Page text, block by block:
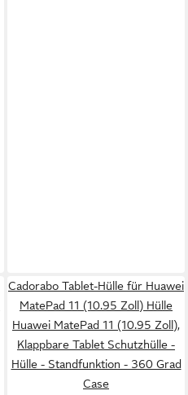
Cadorabo Tablet-Hülle für Huawei
MatePad 11 (10.95 Zoll) Hülle
Huawei MatePad 11 (10.95 Zoll),
Klappbare Tablet Schutzhülle -
Hülle - Standfunktion - 360 Grad
Case